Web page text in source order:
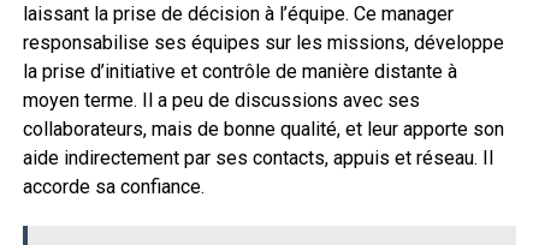
laissant la prise de décision à l’équipe. Ce manager
responsabilise ses équipes sur les missions, développe
la prise d’initiative et contrôle de manière distante à
moyen terme. Il a peu de discussions avec ses
collaborateurs, mais de bonne qualité, et leur apporte son
aide indirectement par ses contacts, appuis et réseau. Il
accorde sa confiance.